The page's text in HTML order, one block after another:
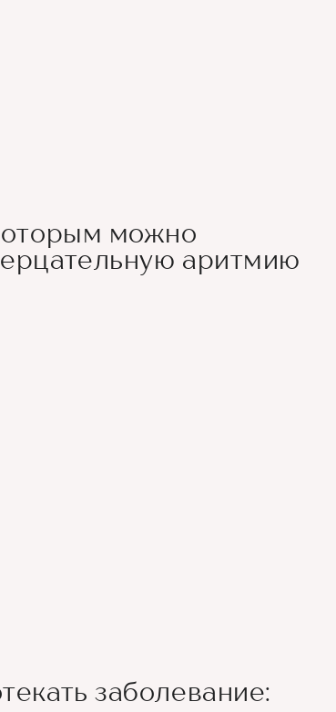
можно
аритмию
заболевание: